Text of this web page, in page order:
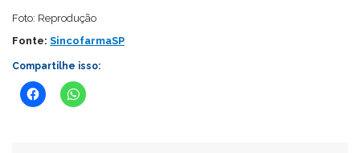
Foto: Reprodução
Fonte: SincofarmaSP
Compartilhe isso: